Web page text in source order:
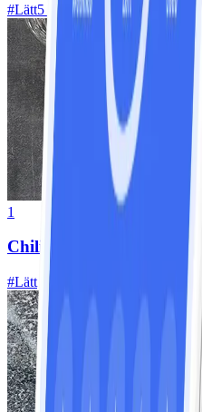
#Lätt5 MIN
1
Chili con carne med
#Lätt